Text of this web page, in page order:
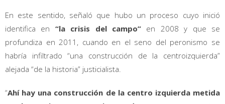
En este sentido, señaló que hubo un proceso cuyo inició
identifica en “la crisis del campo” en 2008 y que se
profundiza en 2011, cuando en el seno del peronismo se
habría infiltrado “una construcción de la centroizquierda”
alejada “de la historia” justicialista.
“Ahí hay una construcción de la centro izquierda metida